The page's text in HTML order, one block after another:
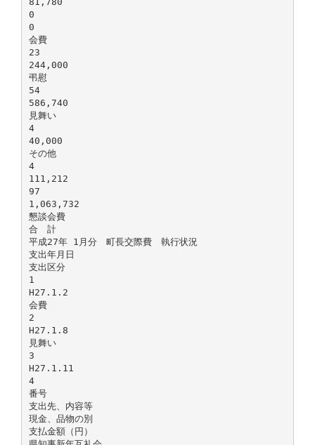
0
0
会費
23
244,000
弔慰
54
586,740
見舞い
4
40,000
その他
4
111,212
97
1,063,732
懇談会費
合 計
平成27年 1月分 町長交際費 執行状況
支出年月日
支出区分
1
H27.1.2
会費
2
H27.1.8
見舞い
3
H27.1.11
4
番号
支出先、内容等
現金、品物の別
支払金額（円）